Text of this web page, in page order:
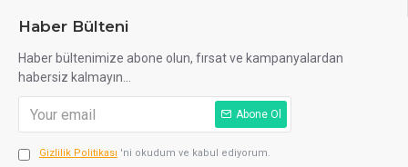
Haber Bülteni
Haber bültenimize abone olun, fırsat ve kampanyalardan
habersiz kalmayın...
Abone Ol
Gizlilik Politikası 'ni okudum ve kabul ediyorum.